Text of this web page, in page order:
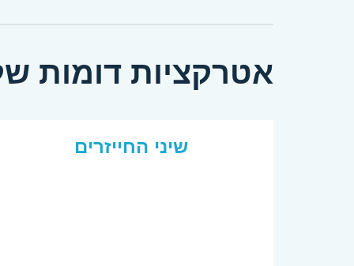
אטרקציות דומות
שיני החייזרים